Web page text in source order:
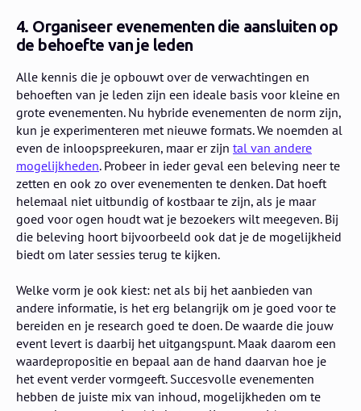
​4. Organiseer evenementen die aansluiten op
de behoefte van je leden
Alle kennis die je opbouwt over de verwachtingen en
behoeften van je leden zijn een ideale basis voor kleine en
grote evenementen. Nu hybride evenementen de norm zijn,
kun je experimenteren met nieuwe formats. We noemden al
even de inloopspreekuren, maar er zijn tal van andere
mogelijkheden. Probeer in ieder geval een beleving neer te
zetten en ook zo over evenementen te denken. Dat hoeft
helemaal niet uitbundig of kostbaar te zijn, als je maar
goed voor ogen houdt wat je bezoekers wilt meegeven. Bij
die beleving hoort bijvoorbeeld ook dat je de mogelijkheid
biedt om later sessies terug te kijken.
Welke vorm je ook kiest: net als bij het aanbieden van
andere informatie, is het erg belangrijk om je goed voor te
bereiden en je research goed te doen. De waarde die jouw
event levert is daarbij het uitgangspunt. Maak daarom een
waardepropositie en bepaal aan de hand daarvan hoe je
het event verder vormgeeft. Succesvolle evenementen
hebben de juiste mix van inhoud, mogelijkheden om te